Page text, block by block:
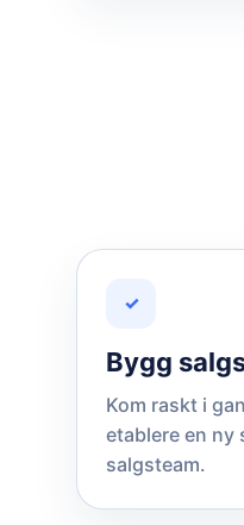
✓
Bygg
Kom raskt i
etablere en ny
salgsteam.